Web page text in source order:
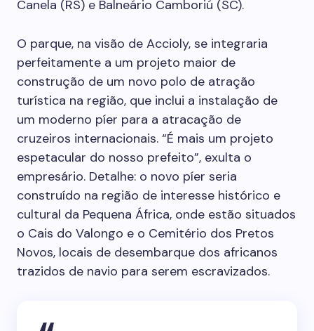
Canela (RS) e Balneário Camboriú (SC).
O parque, na visão de Accioly, se integraria
perfeitamente a um projeto maior de
construção de um novo polo de atração
turística na região, que inclui a instalação de
um moderno píer para a atracação de
cruzeiros internacionais. “É mais um projeto
espetacular do nosso prefeito”, exulta o
empresário. Detalhe: o novo píer seria
construído na região de interesse histórico e
cultural da Pequena África, onde estão situados
o Cais do Valongo e o Cemitério dos Pretos
Novos, locais de desembarque dos africanos
trazidos de navio para serem escravizados.